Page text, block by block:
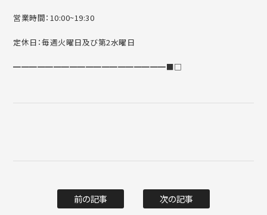
営業時間：10:00~19:30
定休日：毎週火曜日及び第2水曜日
━━━━━━━━━━━━━━━━━━━■□
前の記事 次の記事